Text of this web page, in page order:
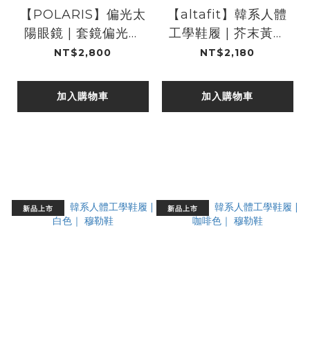
【POLARIS】偏光太
陽眼鏡 | 套鏡偏光灰
黑碳 PS78980A
NT$2,800
加入購物車
【altafit】韓系人體
工學鞋履 | 芥末黃｜
穆勒鞋
NT$2,180
加入購物車
新品上市 新品上市